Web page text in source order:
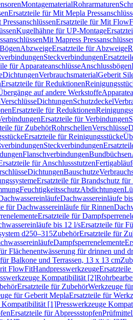
MontagematerialRohrarmaturen
Ersatzteile für Mit Mepla
Ersatzteile für Mit
Kugelhähne für UP-Montage
Mit Mapress
BögenAbzweigeErsatzteile für Abzweige
Steckverbindungen
für ApparateanschlüsseAnschlussbögen
DichtungenVerbrauchsmaterialGeberit
Ersatzteile für Reduktionen
auf andere Werkstoffe
VerschlüsseDichtungenSchutzdeckel
Ersatzteile für Reduktionen
Ersatzteile für Verbindungen
für ZubehörRohrschellenVerschlüsse
Ersatzteile für Reinigungsstücke
Steckverbindungen
FlanschverbindungenBundbüchsen
für Anschlussstutzen
DichtungenBauschutze
Ersatzteile für Brandschutz für
FeuchtigkeitsschutzAbdichtungen
Dachwassereinläufe
für Dachwassereinläufe für Rinnen
Ersatzteile für
bis 12 l/sErsatzteile für
d250–315ZubehörErsatzteile für
Dampfsperrenelemente
Flächenentwässerung für drinnen und
Balkone und Terrassen, 13 x 13 cm
FlowFitHandpresswerkzeuge
Kompatibilität [2]
Ersatzteile für ZubehörWerkzeuge
für Geberit MeplaErsatzteile für
Kompatibilität [1]Presswerkzeuge
Ersatzteile für AbpressstopfenPrüfmittel